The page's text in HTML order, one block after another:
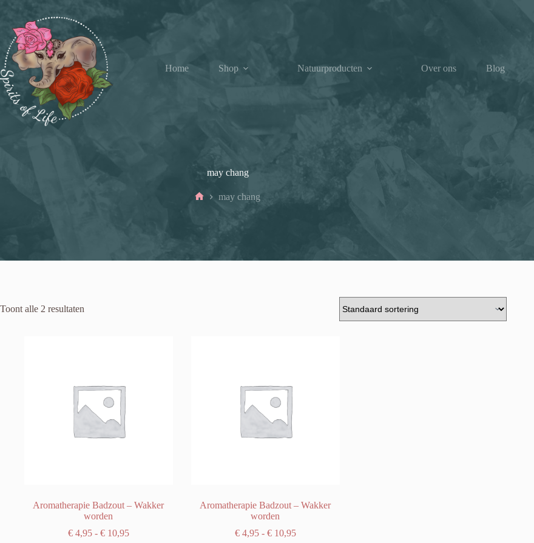
inhoud
Home Shop Natuurproducten Over ons Blog
may chang
may chang
Toont alle 2 resultaten
Aromatherapie Badzout – Wakker
worden
€4,95 - €10,95Prijsklasse:
Aromatherapie Badzout – Wakker
worden
€4,95 - €10,95Prijsklasse: